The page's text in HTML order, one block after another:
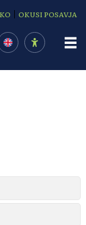
| OKUSI POSAVJA